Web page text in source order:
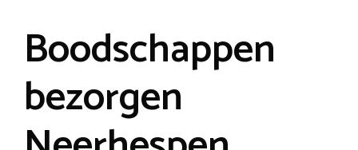
Boodschappen
bezorgen